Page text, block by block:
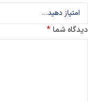
دیدگاه شما *